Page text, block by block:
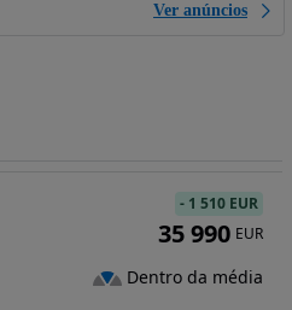
Ver anúncios
- 1 510 EUR
35 990 EUR
Dentro da média